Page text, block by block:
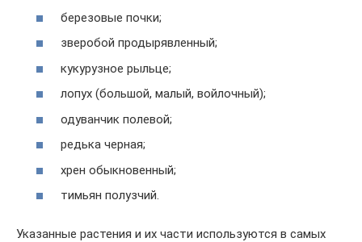
березовые почки;
зверобой продырявленный;
кукурузное рыльце;
лопух (большой, малый, войлочный);
одуванчик полевой;
редька черная;
хрен обыкновенный;
тимьян полузчий.
Указанные растения и их части используются в самых